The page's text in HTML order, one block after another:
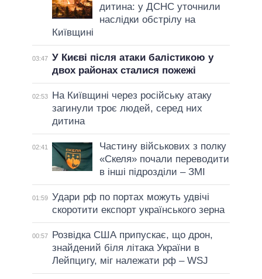
дитина: у ДСНС уточнили
наслідки обстрілу на
Київщині
03:47 У Києві після атаки балістикою у
двох районах сталися пожежі
02:53
На Київщині через російську атаку
загинули троє людей, серед них
дитина
02:41
Частину військових з полку
«Скеля» почали переводити
в інші підрозділи – ЗМІ
01:59 Удари рф по портах можуть удвічі
скоротити експорт українського зерна
00:57
Розвідка США припускає, що дрон,
знайдений біля літака України в
Лейпцигу, міг належати рф – WSJ